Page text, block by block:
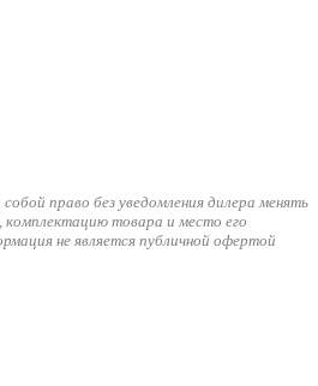
право без уведомления дилера менять
товара и место его
не является публичной офертой